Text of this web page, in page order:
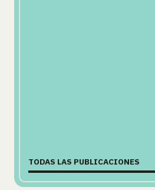
TODAS LAS PUBLICACIONES